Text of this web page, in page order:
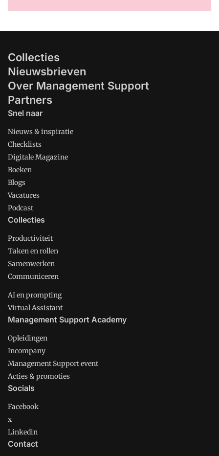
Collecties
Nieuwsbrieven
Over Management Support
Partners
Snel naar
Nieuws & inspiratie
Checklists
Digitale Magazine
Boeken
Blogs
Vacatures
Podcast
Collecties
Productiviteit
Taken en rollen
Samenwerken
Communiceren
AI en prompting
Virtual Assistant
Management Support Academy
Opleidingen
Incompany
Management Support event
Acties & promoties
Socials
Facebook
x
Linkedin
Contact